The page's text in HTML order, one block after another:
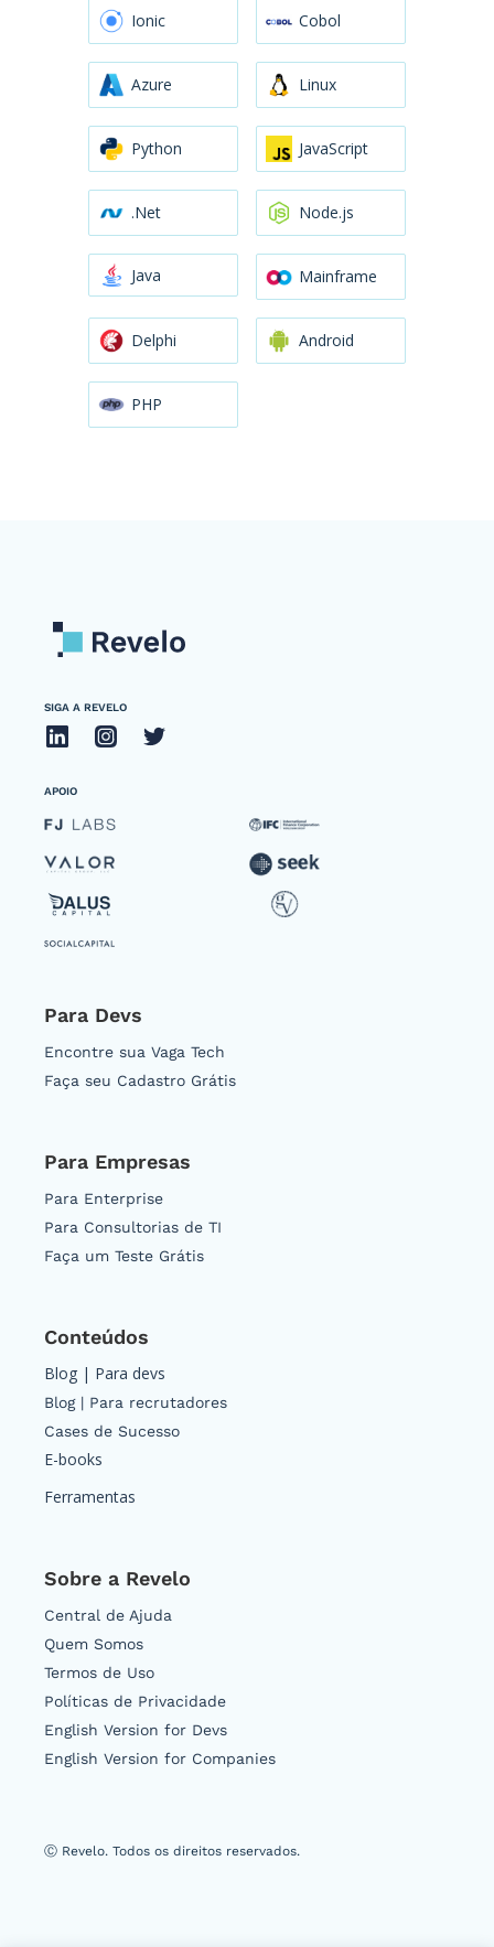
Ionic Cobol
Azure Linux
Python JavaScript
.Net Node.js
Java Mainframe
Delphi Android
PHP
APOIO
SIGA A REVELO
Para Devs
Encontre sua Vaga Tech
Faça seu Cadastro Grátis
Para Empresas
Para Enterprise
Para Consultorias de TI
Faça um Teste Grátis
Conteúdos
Blog | Para devs
Blog | Para recrutadores
Cases de Sucesso
E-books
Ferramentas
Sobre a Revelo
Central de Ajuda
Quem Somos
Termos de Uso
Políticas de Privacidade
English Version for Devs
English Version for Companies
Ⓒ Revelo. Todos os direitos reservados.